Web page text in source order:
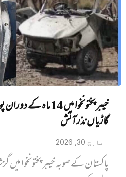
گاڑیاں نذرآتش
مارچ 30, 2026